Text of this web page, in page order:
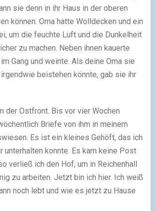
sie denn in ihr Haus in der oberen
können. Oma hatte Wolldecken und ein
um die feuchte Luft und die Dunkelheit
zu machen. Neben ihnen kauerte
Gang und weinte. Als deine Oma sie
beistehen könnte, gab sie ihr
der Ostfront. Bis vor vier Wochen
Briefe von ihm in meinem
Es ist ein kleines Gehöft, das ich
unterhalten konnte. Es kam keine Post
verließ ich den Hof, um in Reichenhall
zu arbeiten. Jetzt bin ich hier. Ich weiß
noch lebt und wie es jetzt zu Hause